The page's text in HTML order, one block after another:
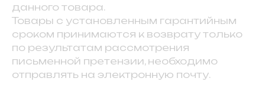
данного товара.
Товары с установленным гарантийным
сроком принимаются к возврату только
по результатам рассмотрения
письменной претензии, необходимо
отправлять на электронную почту.